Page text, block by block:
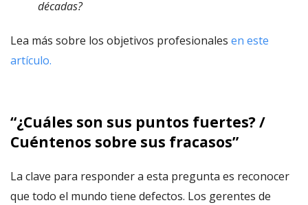
décadas?
Lea más sobre los objetivos profesionales en este
artículo.
“¿Cuáles son sus puntos fuertes? /
Cuéntenos sobre sus fracasos”
La clave para responder a esta pregunta es reconocer
que todo el mundo tiene defectos. Los gerentes de